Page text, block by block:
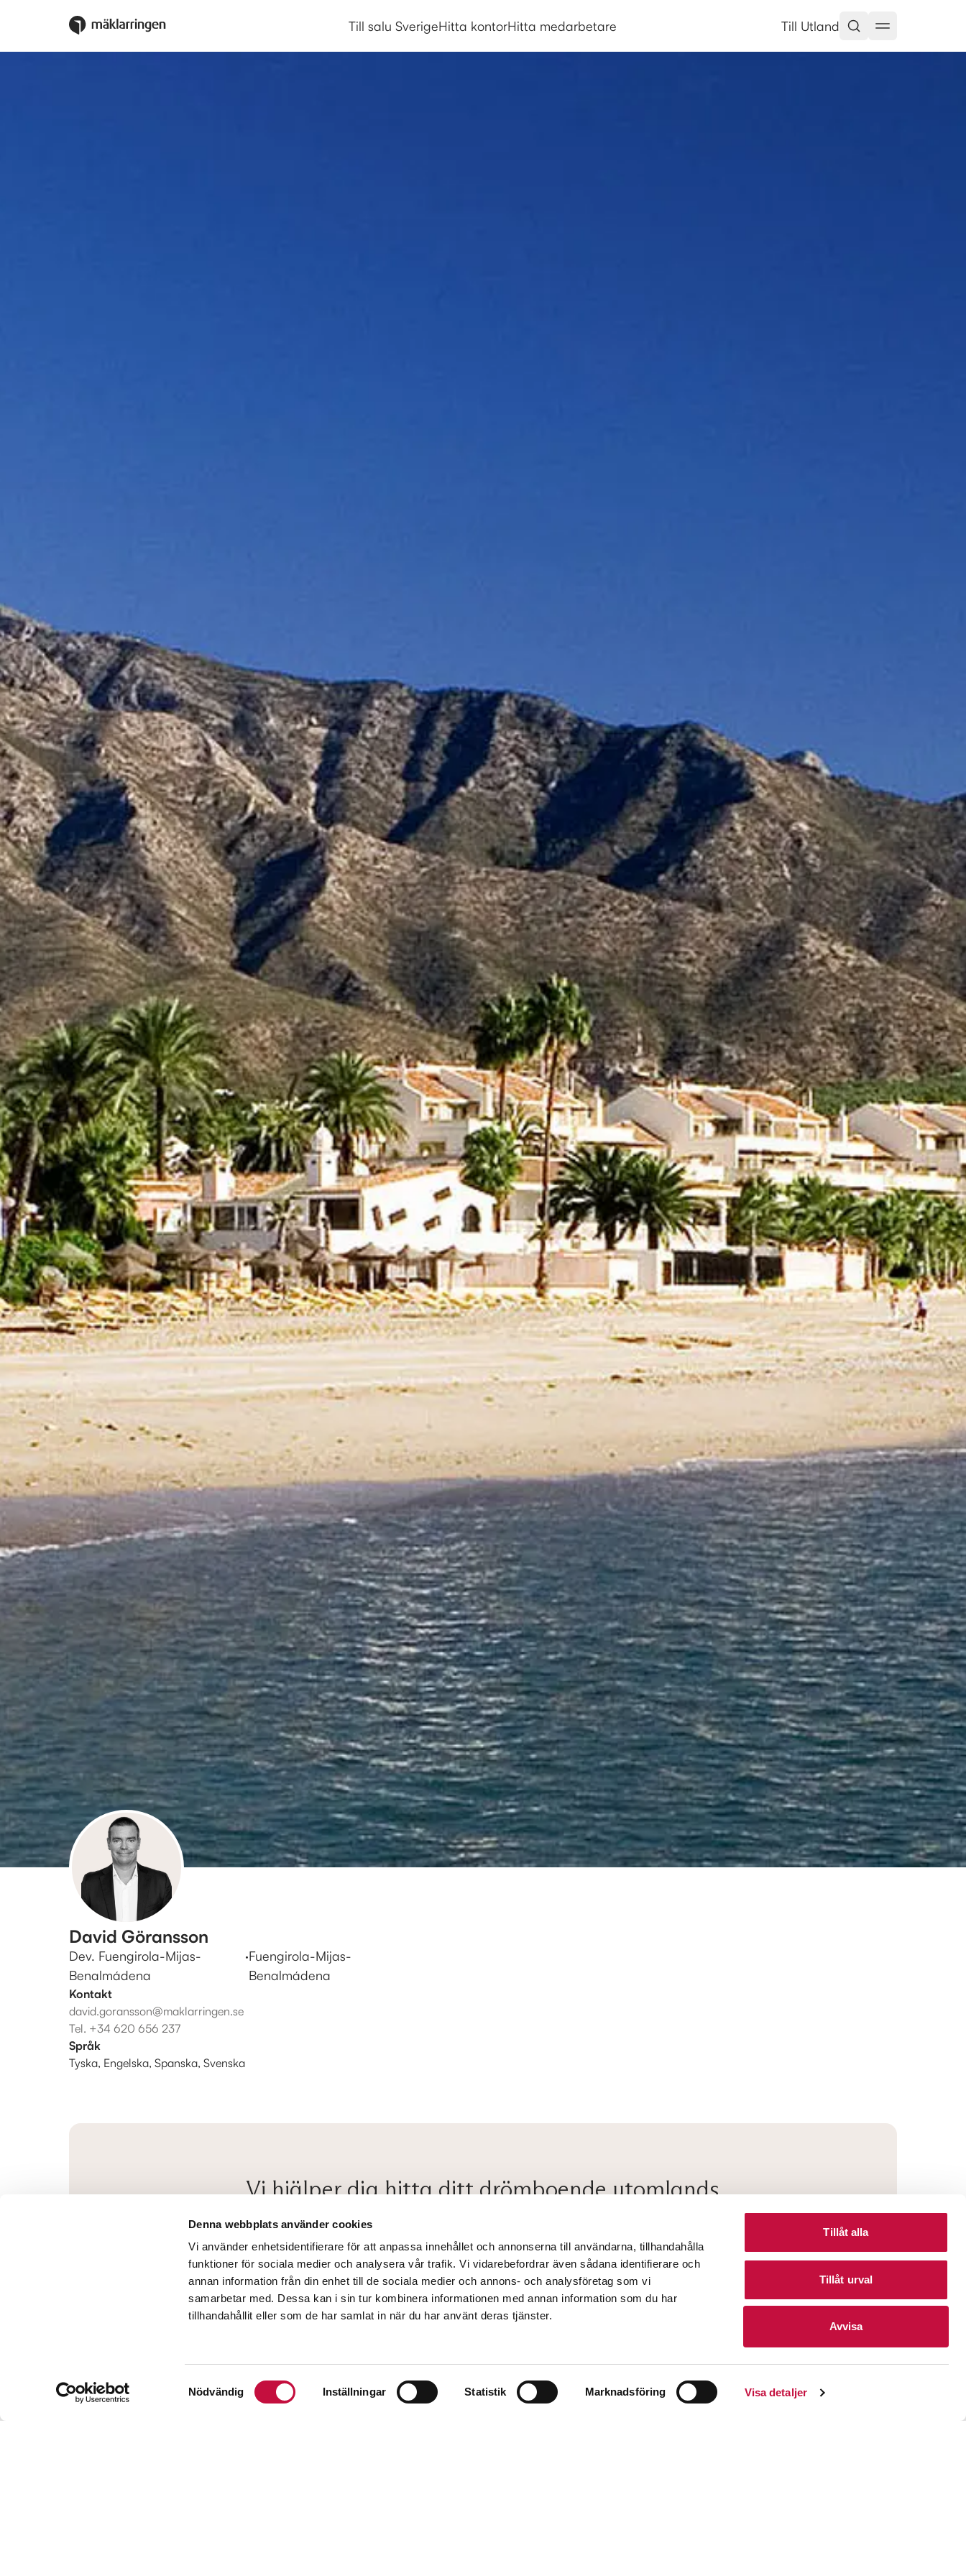
Denna webbplats använder cookies
Vi använder enhetsidentifierare för att anpassa innehållet och annonserna till användarna, tillhandahålla
funktioner för sociala medier och analysera vår trafik. Vi vidarebefordrar även sådana identifierare och
annan information från din enhet till de sociala medier och annons- och analysföretag som vi
samarbetar med. Dessa kan i sin tur kombinera informationen med annan information som du har
tillhandahållit eller som de har samlat in när du har använt deras tjänster.
Samtyckesval
Nödvändig Inställningar Statistik Marknadsföring Visa detaljer
Tillåt alla
Tillåt urval
Avvisa
Till salu SverigeHitta kontorHitta medarbetare Till Utland
David Göransson
Dev. Fuengirola-Mijas-
Benalmádena
·Fuengirola-Mijas-
Benalmádena
Kontakt
david.goransson@maklarringen.se
Tel. +34 620 656 237
Språk
Tyska, Engelska, Spanska, Svenska
Vi hjälper dig hitta ditt drömboende utomlands
E-post* Telefon * Välj kontor*
*Obligatoriskt fält. Vi hanterar dina personuppgifter i enlighet med aktuell lagstiftning. Läs mer här.Formuläret skyddas mot missbruk av